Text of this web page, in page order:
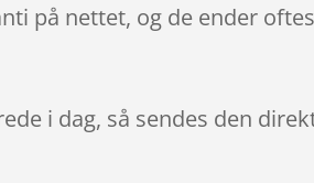
på nettet, og de ender
i dag, så sendes den